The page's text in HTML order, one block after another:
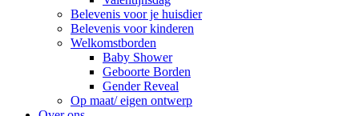
Belevenis voor je huisdier
Belevenis voor kinderen
Welkomstborden
Baby Shower
Geboorte Borden
Gender Reveal
Op maat/ eigen ontwerp